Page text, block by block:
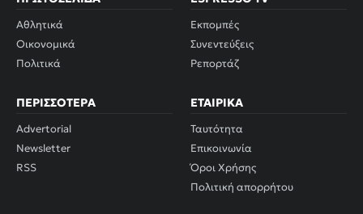
Αθλητικά
Οικονομικά
Πολιτικά
Εκπομπές
Συνεντεύξεις
Ρεπορτάζ
ΠΕΡΙΣΣΌΤΕΡΑ
Advertorial
Newsletter
RSS
ΕΤΑΙΡΙΚΆ
Ταυτότητα
Επικοινωνία
Όροι Χρήσης
Πολιτική απορρήτου